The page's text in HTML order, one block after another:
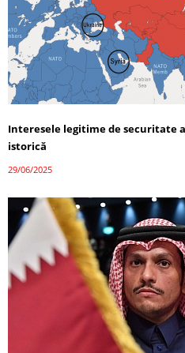
Interesele legitime de securitate
istorică
29/06/2025